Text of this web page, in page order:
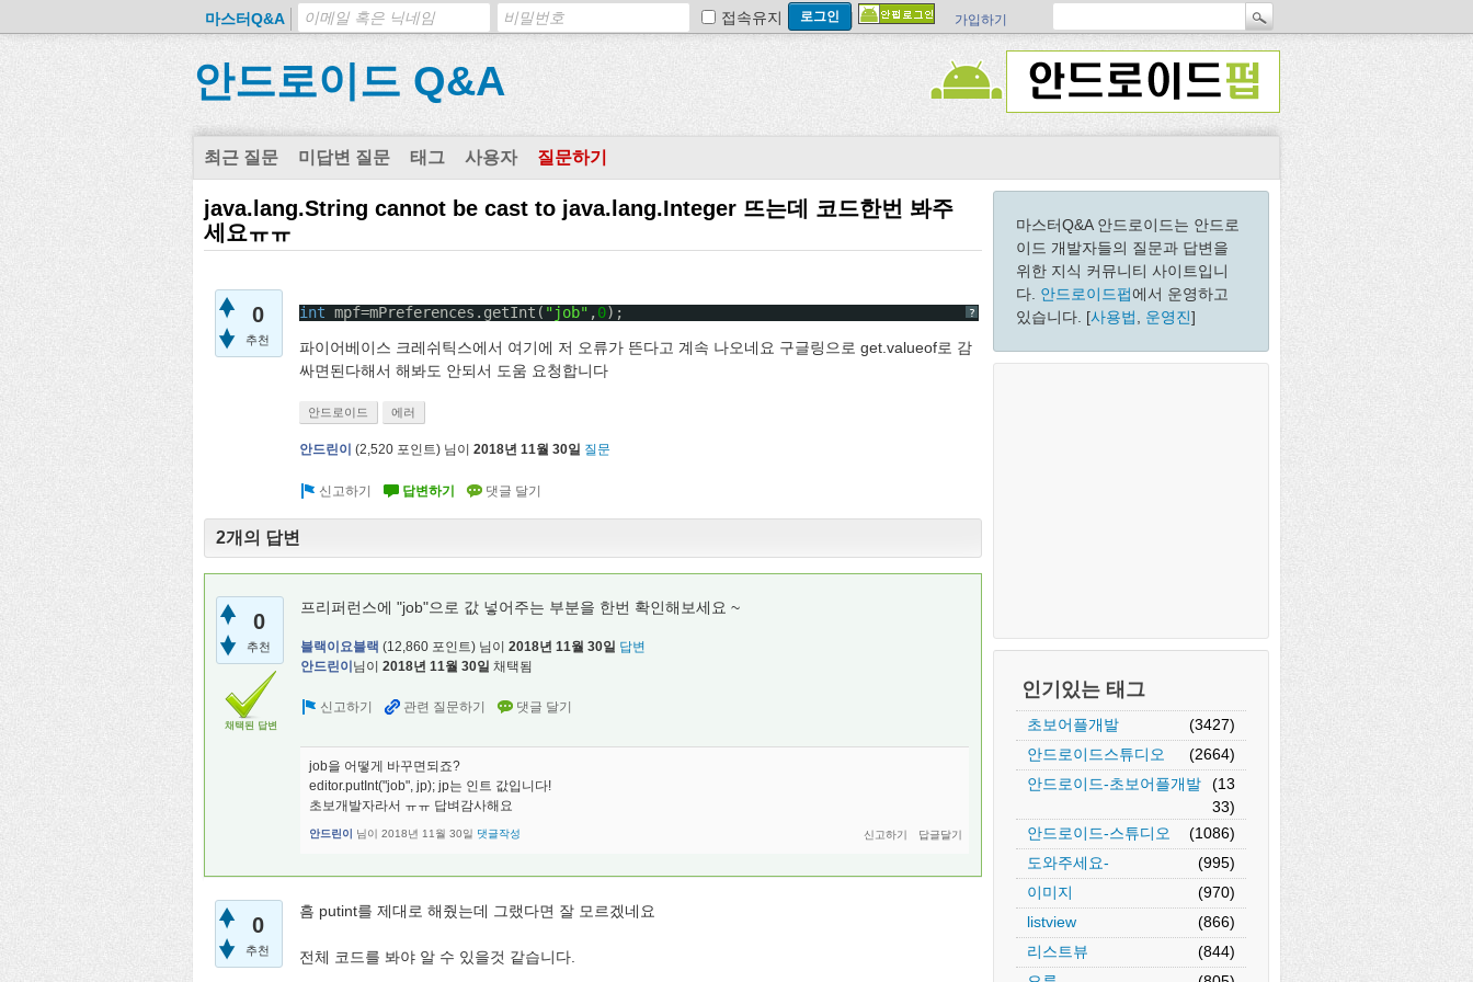
마스터Q&A 접속유지 가입하기
안드로이드 Q&A
최근 질문 미답변 질문 태그 사용자 질문하기
마스터Q&A 안드로이드는 안드로
이드 개발자들의 질문과 답변을
위한 지식 커뮤니티 사이트입니
다. 안드로이드펍에서 운영하고
있습니다. [사용법 운영진]
인기있는 태그
초보어플개발
(3427)
안드로이드스튜디오
(2664)
안드로이드-초보어플개발
(13
33)
안드로이드-스튜디오
(1086)
도와주세요-
(995)
이미지
(970)
listview
(866)
리스트뷰
(844)
java.lang.String cannot be cast to java.lang.Integer 뜨는데 코드한번 봐주
세요ㅠㅠ
0
추천
?
int mpf=mPreferences.getInt( "job" ,0);
파이어베이스 크레쉬틱스에서 여기에 저 오류가 뜬다고 계속 나오네요 구글링으로 get.valueof로 감
싸면된다해서 해봐도 안되서 도움 요청합니다
안드로이드 에러
안드린이 (2,520 포인트) 님이 2018년 11월 30일 질문
2개의 답변
0
추천
채택된 답변
프리퍼런스에 "job"으로 값 넣어주는 부분을 한번 확인해보세요 ~
블랙이요블랙 (12,860 포인트) 님이 2018년 11월 30일 답변
안드린이님이 2018년 11월 30일 채택됨
job을 어떻게 바꾸면되죠?
editor.putInt("job", jp); jp는 인트 값입니다!
초보개발자라서 ㅠㅠ 답벼감사해요
안드린이 님이 2018년 11월 30일 댓글작성
0
추천
흠 putint를 제대로 해줬는데 그랬다면 잘 모르겠네요
전체 코드를 봐야 알 수 있을것 같습니다.